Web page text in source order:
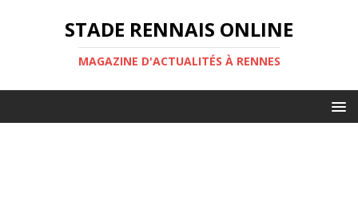
STADE RENNAIS ONLINE
MAGAZINE D'ACTUALITÉS À RENNES